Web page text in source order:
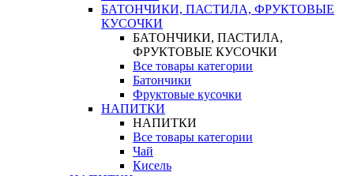
БАТОНЧИКИ, ПАСТИЛА, ФРУКТОВЫЕ
КУСОЧКИ
БАТОНЧИКИ, ПАСТИЛА,
ФРУКТОВЫЕ КУСОЧКИ
Все товары категории
Батончики
Фруктовые кусочки
НАПИТКИ
НАПИТКИ
Все товары категории
Чай
Кисель